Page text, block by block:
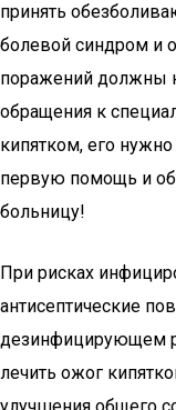
принять
болевой синдром и
поражений должны
обращения к
кипятком, его нужно
первую помощь и
больницу!
При рисках
антисептические
дезинфицирующем
лечить ожог